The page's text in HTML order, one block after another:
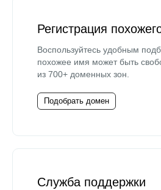
Регистрация
Воспользуйтесь удобным
похожее имя может быть
из 700+ доменных зон.
Подобрать домен
Служба поддержки